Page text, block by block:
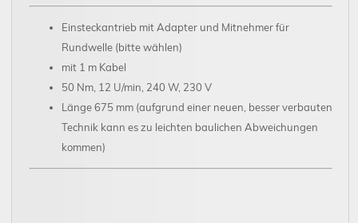
Einsteckantrieb mit Adapter und Mitnehmer für
Rundwelle (bitte wählen)
mit 1 m Kabel
50 Nm, 12 U/min, 240 W, 230 V
Länge 675 mm (aufgrund einer neuen, besser verbauten
Technik kann es zu leichten baulichen Abweichungen
kommen)